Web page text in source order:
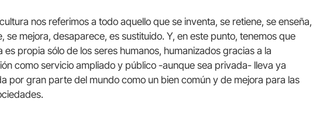
nos referimos a todo aquello que se inventa, se retiene, se enseña,
se mejora, desaparece, es sustituido. Y, en este punto, tenemos que
propia sólo de los seres humanos, humanizados gracias a la
como servicio ampliado y público -aunque sea privada- lleva ya
por gran parte del mundo como un bien común y de mejora para las